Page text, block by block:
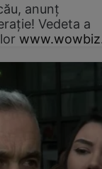
anunț
Vedeta a